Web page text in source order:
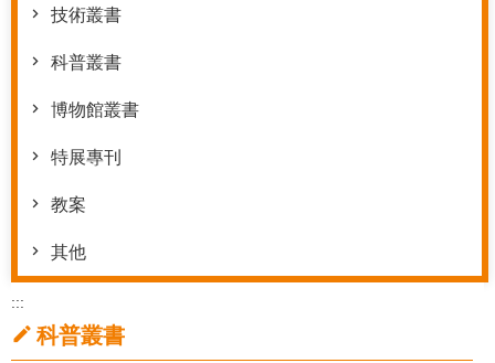
技術叢書
科普叢書
博物館叢書
特展專刊
教案
其他
:::
科普叢書